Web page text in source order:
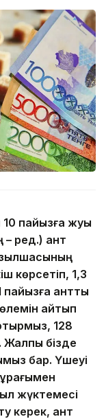
пайызға жуық
– ред.) қант
көрсетіп, 1,3
қантты
айтып
128
Жалпы бізде
бар. Үшеуі
жүктемесі
керек, қант